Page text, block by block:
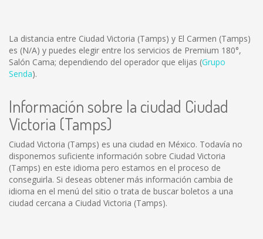
La distancia entre Ciudad Victoria (Tamps) y El Carmen (Tamps)
es (N/A) y puedes elegir entre los servicios de Premium 180°,
Salón Cama; dependiendo del operador que elijas (Grupo
Senda).
Información sobre la ciudad Ciudad
Victoria (Tamps)
Ciudad Victoria (Tamps) es una ciudad en México. Todavía no
disponemos suficiente información sobre Ciudad Victoria
(Tamps) en este idioma pero estamos en el proceso de
conseguirla. Si deseas obtener más información cambia de
idioma en el menú del sitio o trata de buscar boletos a una
ciudad cercana a Ciudad Victoria (Tamps).